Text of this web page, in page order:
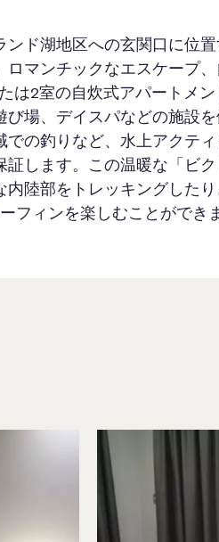
ンド湖地区への玄関口に位
ロマンチックなエスケープ
は2室の自炊式アパートメ
場、デイスパなどの施設
での釣りなど、水上アクテ
証します。この温暖な「ビ
陸部をトレッキングした
フィンを楽しむことができ